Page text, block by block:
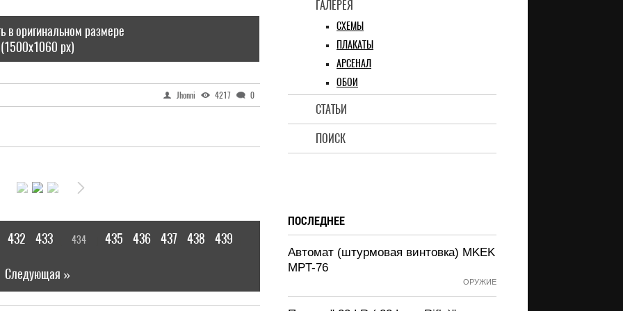
ГАЛЕРЕЯ
СХЕМЫ
ПЛАКАТЫ
АРСЕНАЛ
ОБОИ
СТАТЬИ
ПОИСК
в оригинальном размере
(1500x1060 px)
Jhonni 4217 0
432 433 434 435 436 437 438 439
Следующая »
ПОСЛЕДНЕЕ
Автомат (штурмовая винтовка) MKEK
MPT-76
ОРУЖИЕ